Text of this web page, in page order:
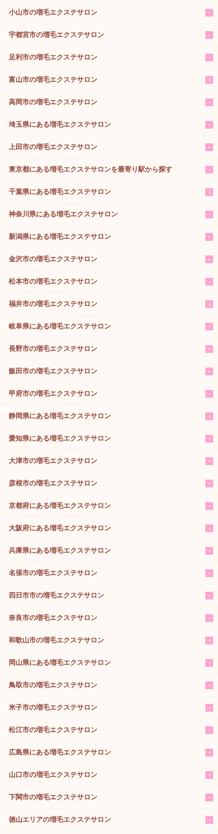
小山市の増毛エクステサロン
宇都宮市の増毛エクステサロン
足利市の増毛エクステサロン
富山市の増毛エクステサロン
高岡市の増毛エクステサロン
埼玉県にある増毛エクステサロン
上田市の増毛エクステサロン
東京都にある増毛エクステサロンを最寄り駅から探す
千葉県にある増毛エクステサロン
神奈川県にある増毛エクステサロン
新潟県にある増毛エクステサロン
金沢市の増毛エクステサロン
松本市の増毛エクステサロン
福井市の増毛エクステサロン
岐阜県にある増毛エクステサロン
長野市の増毛エクステサロン
飯田市の増毛エクステサロン
甲府市の増毛エクステサロン
静岡県にある増毛エクステサロン
愛知県にある増毛エクステサロン
大津市の増毛エクステサロン
彦根市の増毛エクステサロン
京都府にある増毛エクステサロン
大阪府にある増毛エクステサロン
兵庫県にある増毛エクステサロン
名張市の増毛エクステサロン
四日市市の増毛エクステサロン
奈良市の増毛エクステサロン
和歌山市の増毛エクステサロン
岡山県にある増毛エクステサロン
鳥取市の増毛エクステサロン
米子市の増毛エクステサロン
松江市の増毛エクステサロン
広島県にある増毛エクステサロン
山口市の増毛エクステサロン
下関市の増毛エクステサロン
徳山エリアの増毛エクステサロン